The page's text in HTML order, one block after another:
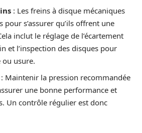
: Les freins à disque mécaniques
s’assurer qu’ils offrent une
inclut le réglage de l’écartement
et l’inspection des disques pour
usure.
: Maintenir la pression recommandée
une bonne performance et
Un contrôle régulier est donc